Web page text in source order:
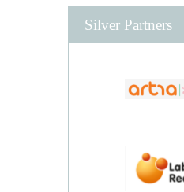
Silver Partners